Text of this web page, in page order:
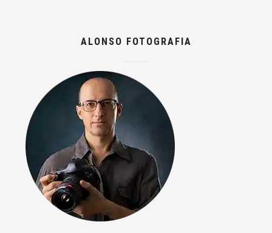
ALONSO FOTOGRAFIA